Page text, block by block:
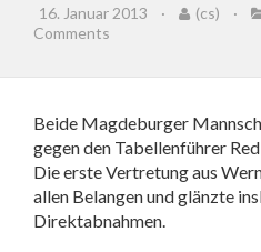
16. Januar 2013 · (cs) ·
Comments
Beide Magdeburger
gegen den Tabellenführer
Die erste Vertretung aus
allen Belangen und glänzte
Direktabnahmen.